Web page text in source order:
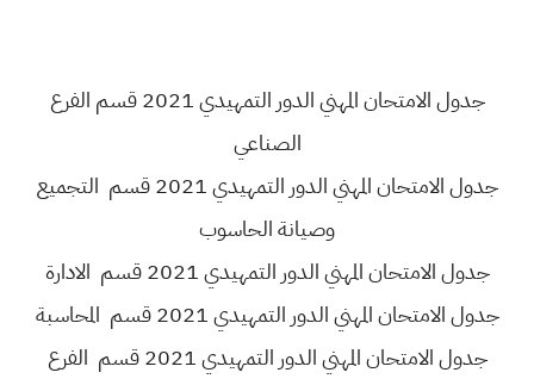
جدول الامتحان المهني الدور التمهيدي 2021 قسم الفرع
الصناعي
جدول الامتحان المهني الدور التمهيدي 2021 قسم التجميع
وصيانة الحاسوب
جدول الامتحان المهني الدور التمهيدي 2021 قسم الادارة
جدول الامتحان المهني الدور التمهيدي 2021 قسم المحاسبة
جدول الامتحان المهني الدور التمهيدي 2021 قسم الفرع